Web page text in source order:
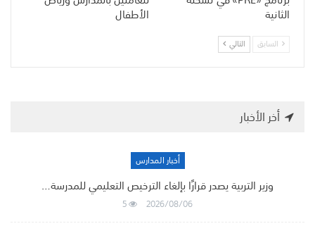
الثانية الأطفال
السابق التالي
أخر الأخبار
أخبار المدارس
وزير التربية يصدر قرارًا بإلغاء الترخيص التعليمي للمدرسة…
2026/08/06
5